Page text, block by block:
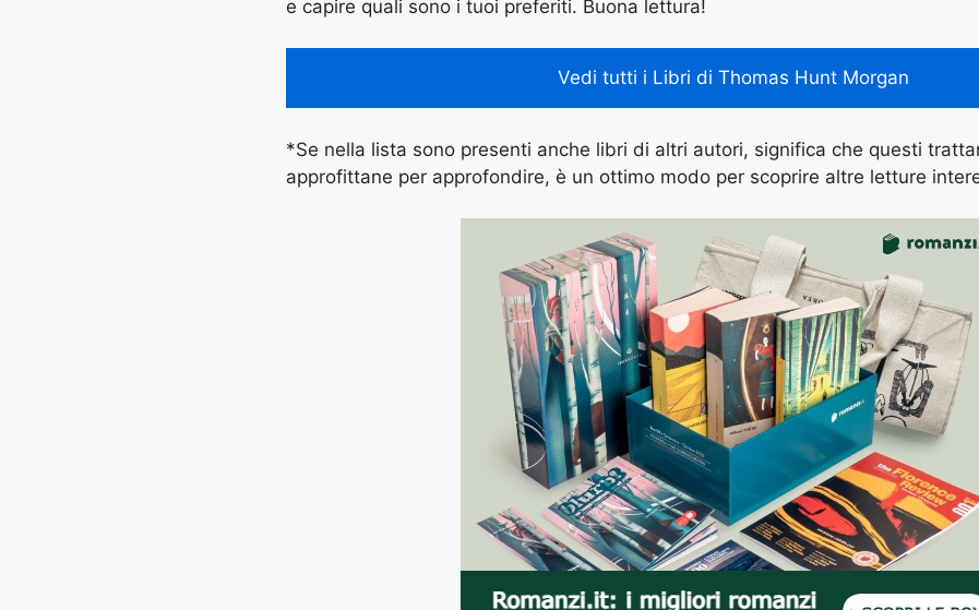
e capire quali sono i tuoi preferiti. Buona lettura!
Vedi tutti i Libri di Thomas Hunt Morgan
*Se nella lista sono presenti anche libri di altri autori, significa che questi
approfittane per approfondire, è un ottimo modo per scoprire altre letture